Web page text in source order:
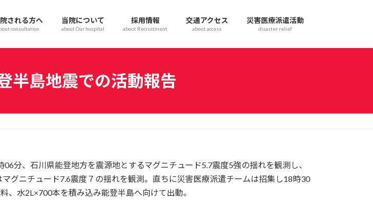
される方へ
consultation
当院について
about Our hospital
採用情報
about Recruitment
交通アクセス
about access
災害医療派遣活動
disaster relief
半島地震での活動報告
06分、石川県能登地方を震源地とするマグニチュード5.7震度5強の揺れを観測し、
グニチュード7.6震度７の揺れを観測。直ちに災害医療派遣チームは招集し18時30
、水2L×700本を積み込み能登半島へ向けて出動。